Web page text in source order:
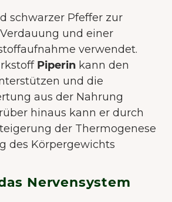
schwarzer Pfeffer zur
und einer
verwendet.
Piperin kann den
und die
aus der Nahrung
hinaus kann er durch
der Thermogenese
des Körpergewichts
Nervensystem